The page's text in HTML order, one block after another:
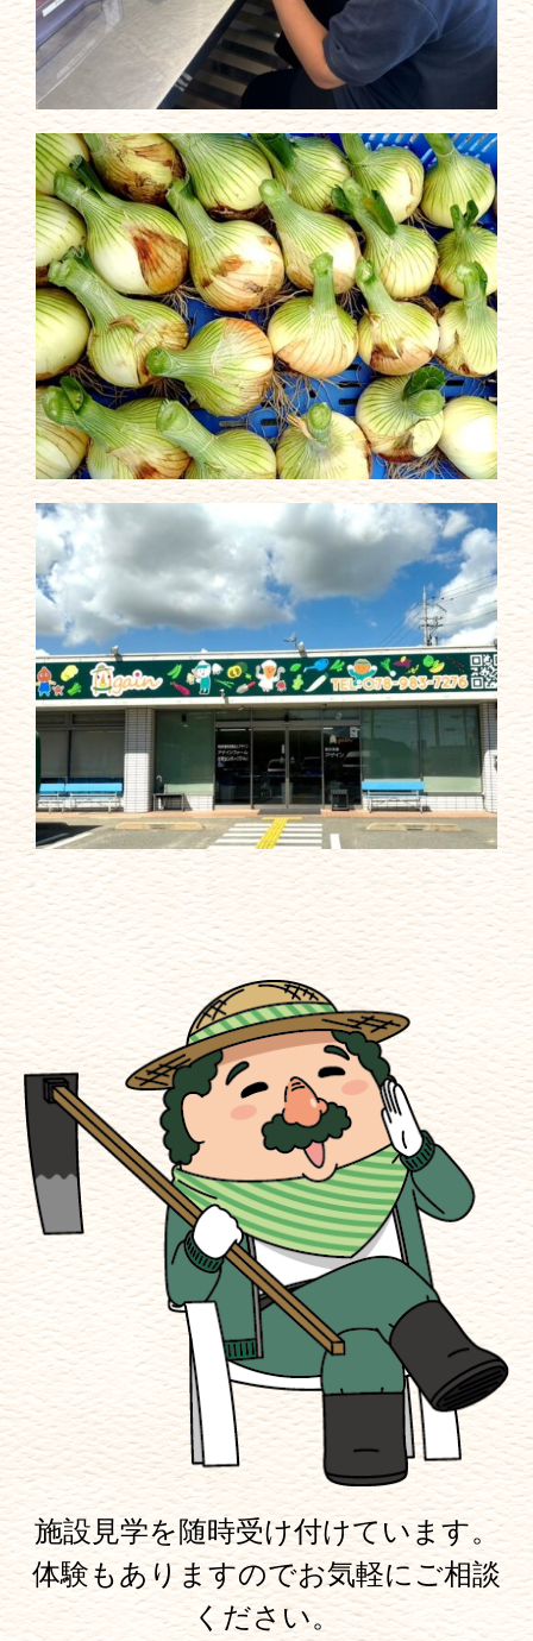
施設見学を随時受け付けています。
体験もありますのでお気軽にご相談
ください。